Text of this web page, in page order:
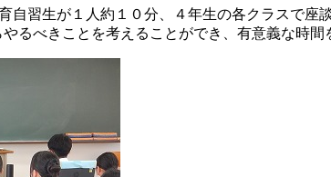
自習生が１人約１０分、４年生の各クラスで
るべきことを考えることができ、有意義な時間